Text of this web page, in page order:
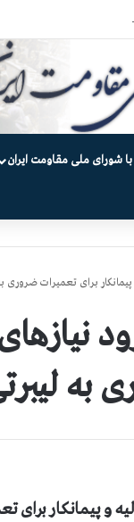
رژیم آخوندی به بند ۷ زندان اوین و ضرب‌وجرح زندانیان
با شورای ملی مقاومت ایران
برای تعمیرات ضروری
نیازهای
به
و پیمانكار برای